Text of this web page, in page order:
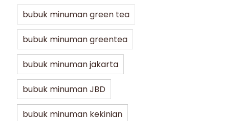
bubuk minuman green tea
bubuk minuman greentea
bubuk minuman jakarta
bubuk minuman JBD
bubuk minuman kekinian